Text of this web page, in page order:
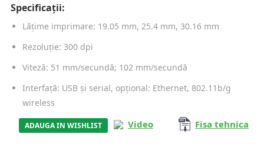
Specificații:
Lățime imprimare: 19.05 mm, 25.4 mm, 30.16 mm
Rezoluție: 300 dpi
Viteză: 51 mm/secundă; 102 mm/secundă
Interfață: USB și serial, opțional: Ethernet, 802.11b/g
wireless
ADAUGA IN WISHLIST Video Fisa tehnica